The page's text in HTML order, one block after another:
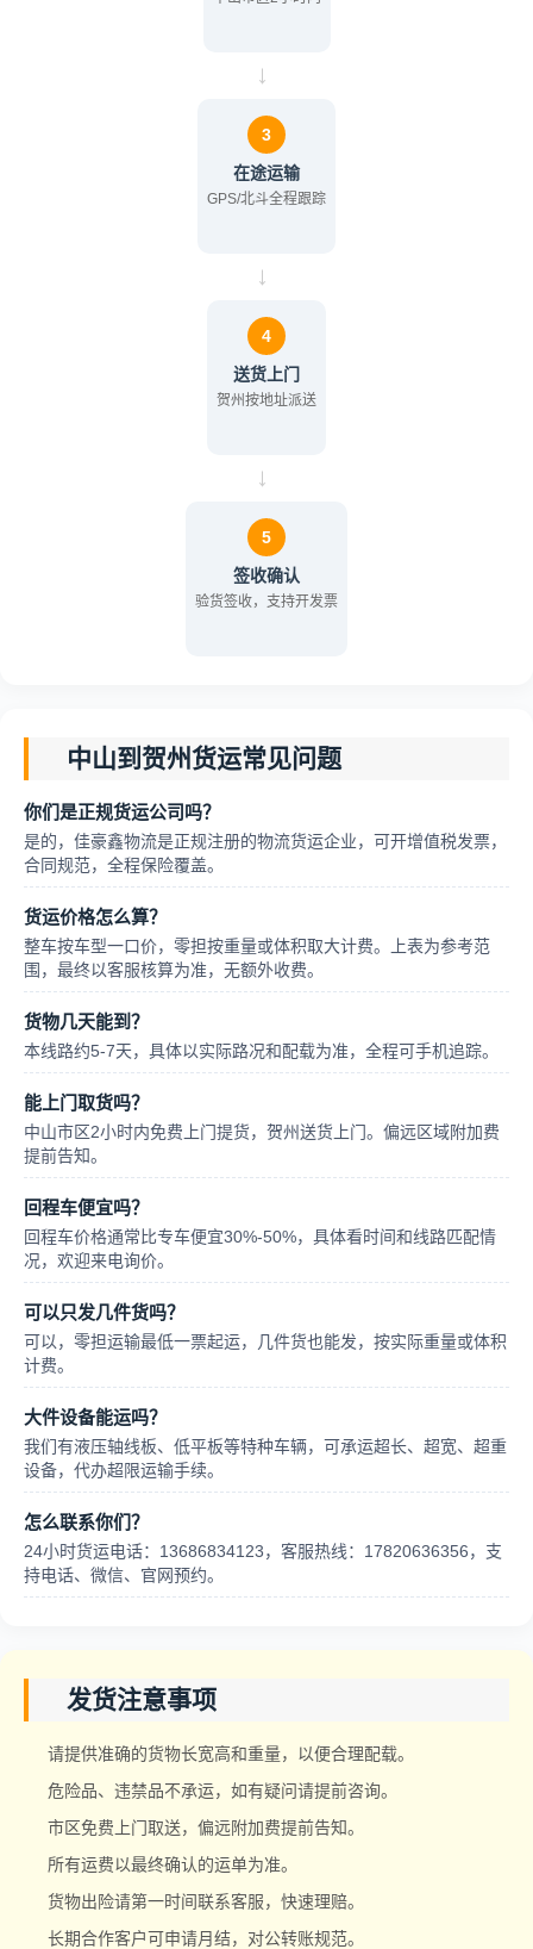
→
3
在途运输
GPS/北斗全程跟踪
→
4
送货上门
贺州按地址派送
→
5
签收确认
验货签收，支持开发票
中山到贺州货运常见问题
你们是正规货运公司吗？
是的，佳豪鑫物流是正规注册的物流货运企业，可开增值税发票，
合同规范，全程保险覆盖。
货运价格怎么算？
整车按车型一口价，零担按重量或体积取大计费。上表为参考范
围，最终以客服核算为准，无额外收费。
货物几天能到？
本线路约5-7天，具体以实际路况和配载为准，全程可手机追踪。
能上门取货吗？
中山市区2小时内免费上门提货，贺州送货上门。偏远区域附加费
提前告知。
回程车便宜吗？
回程车价格通常比专车便宜30%-50%，具体看时间和线路匹配情
况，欢迎来电询价。
可以只发几件货吗？
可以，零担运输最低一票起运，几件货也能发，按实际重量或体积
计费。
大件设备能运吗？
我们有液压轴线板、低平板等特种车辆，可承运超长、超宽、超重
设备，代办超限运输手续。
怎么联系你们？
24小时货运电话：13686834123，客服热线：17820636356，支
持电话、微信、官网预约。
发货注意事项
请提供准确的货物长宽高和重量，以便合理配载。
危险品、违禁品不承运，如有疑问请提前咨询。
市区免费上门取送，偏远附加费提前告知。
所有运费以最终确认的运单为准。
货物出险请第一时间联系客服，快速理赔。
长期合作客户可申请月结，对公转账规范。